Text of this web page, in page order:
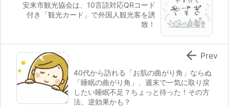
安来市観光協会は、10言語対応QRコード
付き「観光カード」で外国人観光客を誘
致！
40代から訪れる「お肌の曲がり角」ならぬ
「睡眠の曲がり角」、週末で一気に取り戻
したい睡眠不足？ちょっと待った！その方
法、逆効果かも？
 Prev